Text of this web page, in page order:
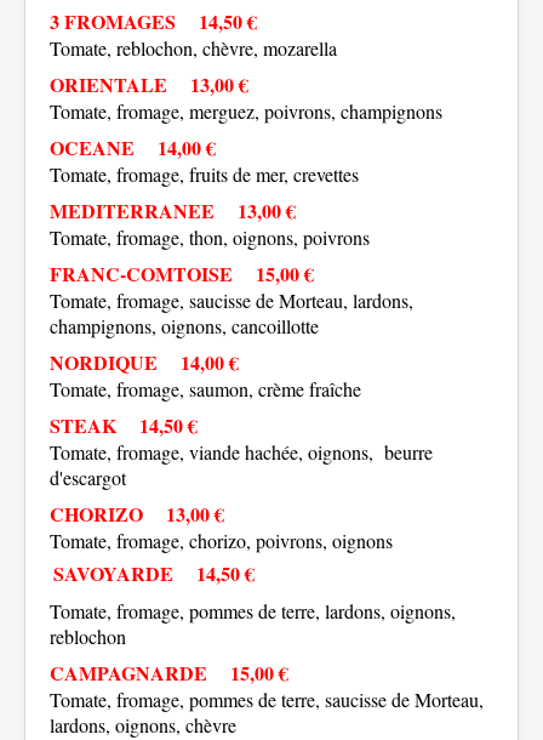
3 FROMAGES 14,50 €
Tomate, reblochon, chèvre, mozarella
ORIENTALE 13,00 €
Tomate, fromage, merguez, poivrons, champignons
OCEANE 14,00 €
Tomate, fromage, fruits de mer, crevettes
MEDITERRANEE 13,00 €
Tomate, fromage, thon, oignons, poivrons
FRANC-COMTOISE 15,00 €
Tomate, fromage, saucisse de Morteau, lardons,
champignons, oignons, cancoillotte
NORDIQUE 14,00 €
Tomate, fromage, saumon, crème fraîche
STEAK 14,50 €
Tomate, fromage, viande hachée, oignons, beurre
d'escargot
CHORIZO 13,00 €
Tomate, fromage, chorizo, poivrons, oignons
SAVOYARDE 14,50 €
Tomate, fromage, pommes de terre, lardons, oignons,
reblochon
CAMPAGNARDE 15,00 €
Tomate, fromage, pommes de terre, saucisse de Morteau,
lardons, oignons, chèvre